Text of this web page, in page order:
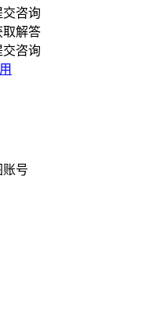
》《律图咨询产品服务协